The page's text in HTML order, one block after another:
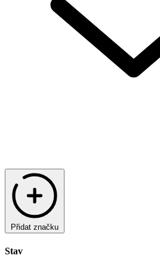
Přidat značku
Stav